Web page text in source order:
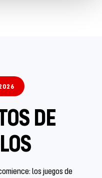
DE
los juegos de